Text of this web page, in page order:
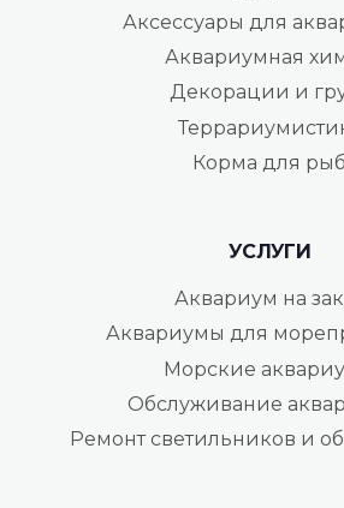
Аксессуары для
Аквариумная
Декорации и
Корма для рыб
УСЛУГИ
Аквариум на
Аквариумы для
Морские
Обслуживание
Ремонт светильников и